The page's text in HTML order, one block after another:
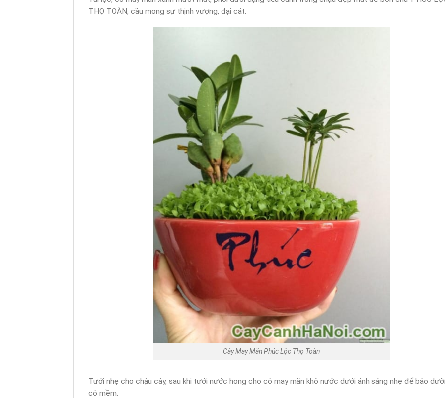
THỌ TOÀN, cầu mong sự thịnh vượng, đại cát.
Cây May Mắn Phúc Lộc Thọ Toàn
Tưới nhẹ cho chậu cây, sau khi tưới nước hong cho cỏ may mắn khô nước dưới ánh sáng nhẹ để bảo
cỏ mềm.